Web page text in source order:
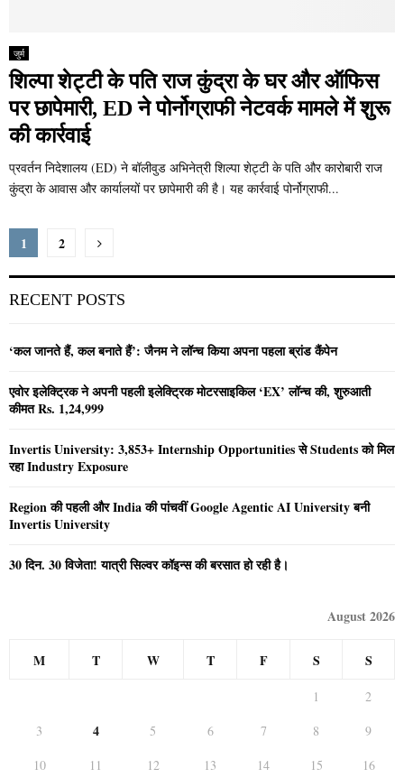
जुर्म
शिल्पा शेट्टी के पति राज कुंद्रा के घर और ऑफिस
पर छापेमारी, ED ने पोर्नोग्राफी नेटवर्क मामले में शुरू
की कार्रवाई
प्रवर्तन निदेशालय (ED) ने बॉलीवुड अभिनेत्री शिल्पा शेट्टी के पति और कारोबारी राज
कुंद्रा के आवास और कार्यालयों पर छापेमारी की है। यह कार्रवाई पोर्नोग्राफी...
Posts
pagination
1 2
RECENT POSTS
‘कल जानते हैं, कल बनाते हैं’: जैनम ने लॉन्च किया अपना पहला ब्रांड कैंपेन
एवोर इलेक्ट्रिक ने अपनी पहली इलेक्ट्रिक मोटरसाइकिल ‘EX’ लॉन्च की, शुरुआती
कीमत Rs. 1,24,999
Invertis University: 3,853+ Internship Opportunities से Students को मिल
रहा Industry Exposure
Region की पहली और India की पांचवीं Google Agentic AI University बनी
Invertis University
30 दिन. 30 विजेता! यात्री सिल्वर कॉइन्स की बरसात हो रही है।
August 2026
M T W T F S S
1
2
3
4 5 6 7 8
9
10
11 12 13 14 15
16